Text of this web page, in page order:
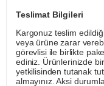
Teslimat Bilgileri
Kargonuz teslim
veya ürüne zarar
görevlisi ile birlikte
ediniz. Ürünlerinizde
yetkilisinden tutanak
almayınız. Aksi